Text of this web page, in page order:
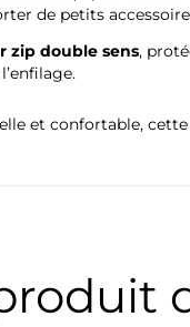
de petits
zip double sens,
et confortable,